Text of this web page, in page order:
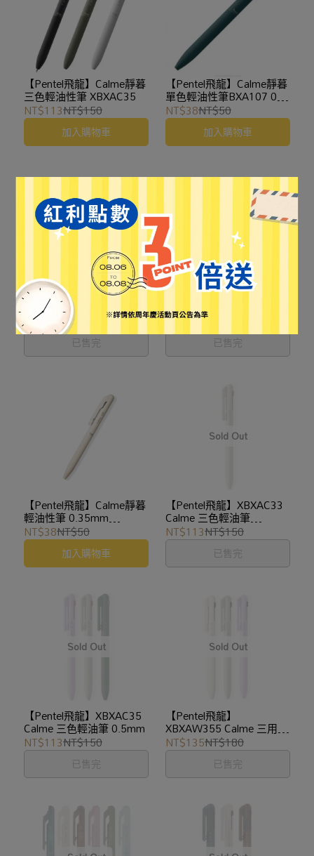
【Pentel飛龍】Calme靜暮
三色輕油性筆 XBXAC35
NT$113NT$150
加入購物車
【Pentel飛龍】Calme靜暮
單色輕油性筆BXA107 0.7
綠桿
NT$38NT$50
加入購物車
【Pentel飛龍】Calme靜暮
三用輕油性筆 0.35mm
NT$135NT$180
已售完
【Pentel飛龍】Calme靜暮
三色輕油性筆 0.35mm
XBXAC33
NT$113NT$150
已售完
【Pentel飛龍】Calme靜暮
輕油性筆 0.35mm
BXA103
NT$38NT$50
加入購物車
【Pentel飛龍】XBXAC33
Calme 三色輕油筆
0.35mm
NT$113NT$150
已售完
【Pentel飛龍】XBXAC35
Calme 三色輕油筆 0.5mm
NT$113NT$150
已售完
【Pentel飛龍】
XBXAW355 Calme 三用輕
油筆 0.5mm
NT$135NT$180
已售完